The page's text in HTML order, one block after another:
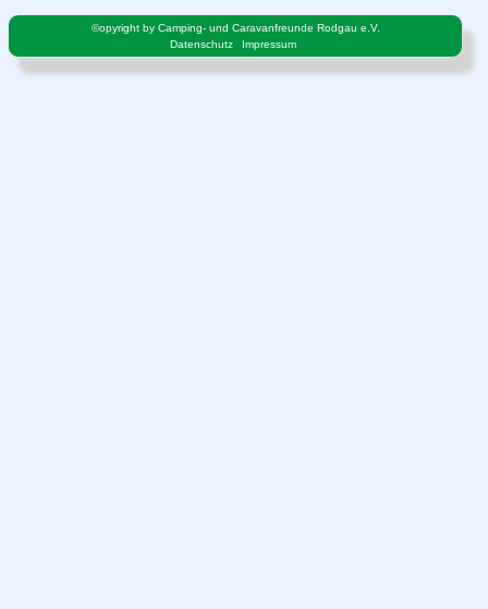
©opyright by Camping- und Caravanfreunde Rodgau e.V.
Datenschutz
Impressum